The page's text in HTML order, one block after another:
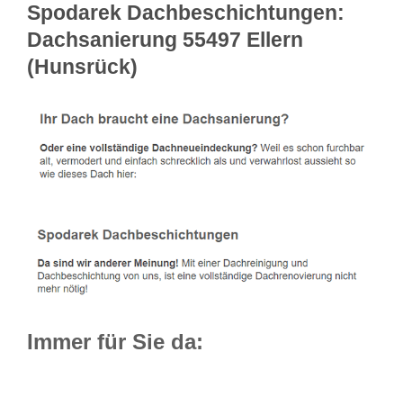
Spodarek Dachbeschichtungen:
Dachsanierung 55497 Ellern
(Hunsrück)
Immer für Sie da: